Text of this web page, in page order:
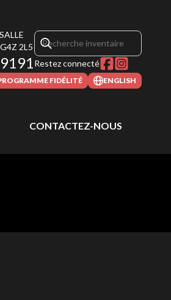
G4Z 2L5
Restez connecté
FIDÉLITÉ ENGLISH
CONTACTEZ-NOUS